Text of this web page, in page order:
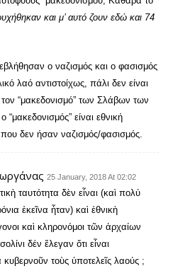
και μ’ αυτό ζουν εδώ και 74
ο ναζισμός και ο φασισμός
λαό αντιστοίχως, πάλι δεν είναι
τον “μακεδονισμό” των Σλάβων των
“μακεδονισμός” είναι εθνική
δεν ήσαν ναζισμός/φασισμός.
25 January, 2018 At 02:02
ταυτότητα δὲν εἶναι (καὶ πολύ
ἐκεῖνα ἦταν) καὶ ἐθνικὴ
καὶ κληρονόμοι τῶν ἀρχαίων
δέν ἔλεγαν ὅτι εἶναι
τοὺς ὑποτελεῖς λαούς ;